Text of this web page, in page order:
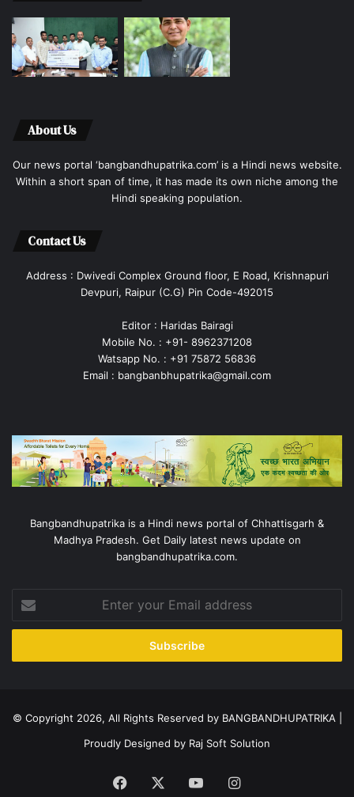
About Us
Our news portal ‘bangbandhupatrika.com’ is a Hindi news website.
Within a short span of time, it has made its own niche among the
Hindi speaking population.
Contact Us
Address : Dwivedi Complex Ground floor, E Road, Krishnapuri
Devpuri, Raipur (C.G) Pin Code-492015
Editor : Haridas Bairagi
Mobile No. : +91- 8962371208
Watsapp No. : +91 75872 56836
Email : bangbanbhupatrika@gmail.com
Bangbandhupatrika is a Hindi news portal of Chhattisgarh &
Madhya Pradesh. Get Daily latest news update on
bangbandhupatrika.com.
your
Email
© Copyright 2026, All Rights Reserved by BANGBANDHUPATRIKA |
Proudly Designed by Raj Soft Solution
Facebook YouTubeInstagram